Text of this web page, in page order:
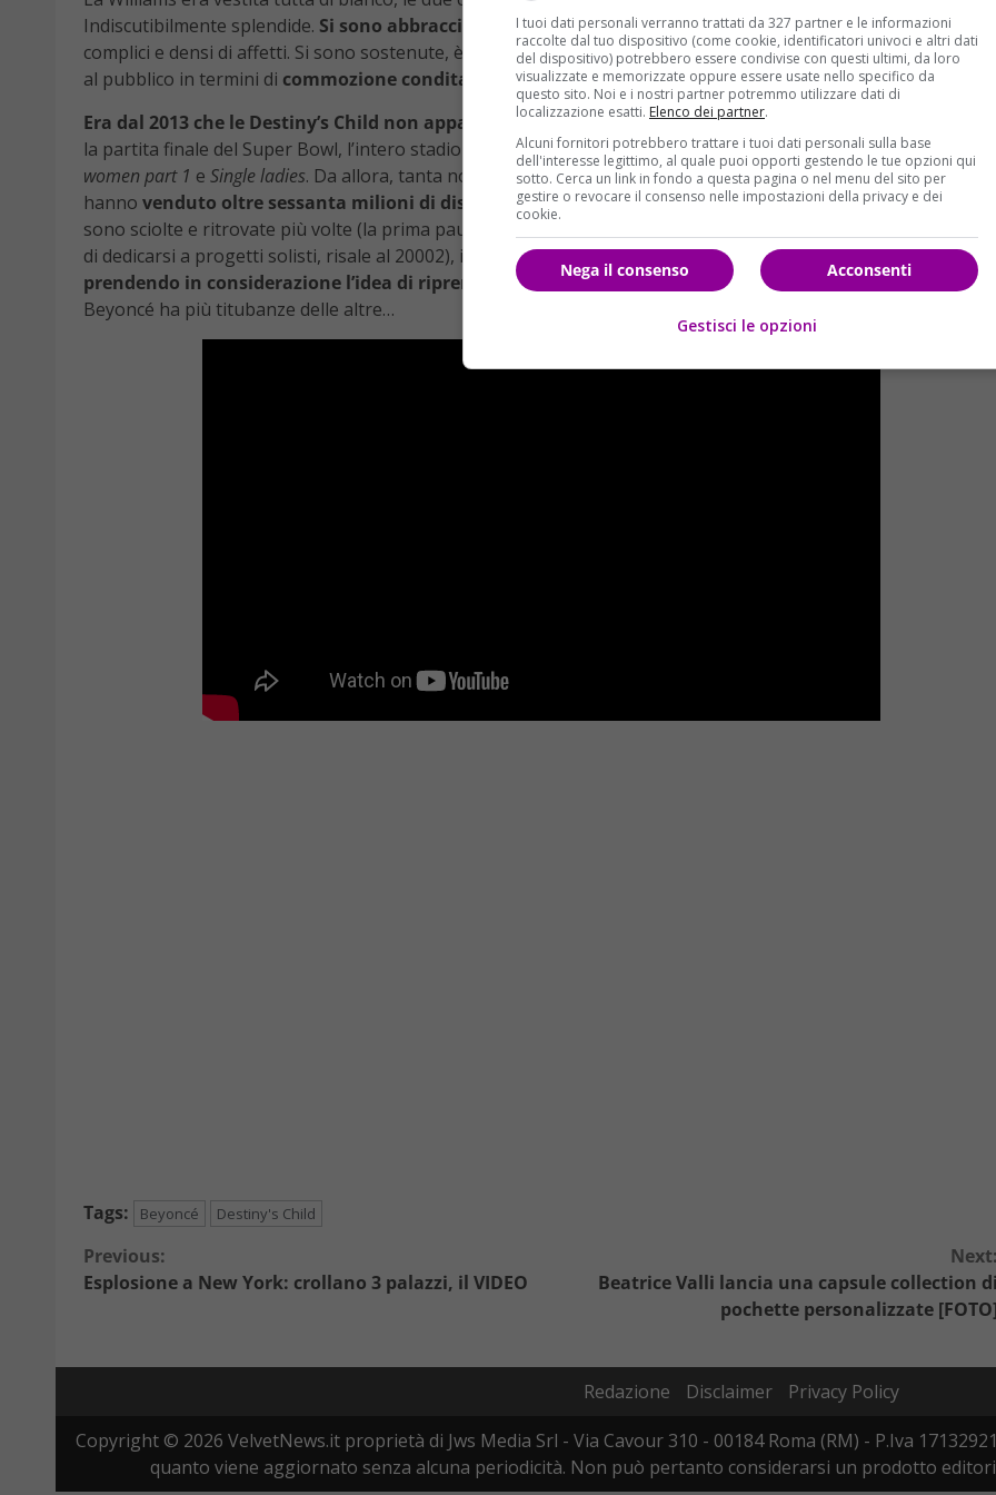
Indiscutibilmente splendide. Si sono abbracciate più volte durante l’esibizione, scambiandosi sguardi
complici e densi di affetti. Si sono sostenute, è stato un continuo scambio di taciti messaggi. Che sono arrivati
al pubblico in termini di commozione condita di nostalgia.
Era dal 2013 che le Destiny’s Child non apparivano nella formazione al completo
la partita finale del Super Bowl, l’intero stadio si scatenò nelle danze sentendo i braniBootylicious, Independent
women part 1 e Single ladies. Da allora, tanta nostalgia. Si ricordi che, nell’arco della loro carriera, le Destiny
hanno venduto oltre sessanta milioni di dischi
e sono state fra le band con più vendite degli Stati Uniti. Si
sono sciolte e ritrovate più volte (la prima pausa, arrivata dopo il successo di Survivor e motivata dall’esigenza
di dedicarsi a progetti solisti, risale al 20002), il feeling ancora c’è e appare tangibile:magari stanno
prendendo in considerazione l’idea di riprendere una strada comune, chissà
. Sarebbe bello. Ma forse
Beyoncé ha più titubanze delle altre…
Tags: Beyoncé Destiny's Child
Continue
Reading
Previous:
Esplosione a New York: crollano 3 palazzi, il VIDEO
Beatrice Valli lancia una capsule collection
pochette personalizzate
Redazione Disclaimer
Privacy Policy
Copyright © 2026 VelvetNews.it proprietà di Jws Media Srl - Via Cavour 310 - 00184 Roma (RM) - P.Iva
quanto viene aggiornato senza alcuna periodicità. Non può pertanto considerarsi un prodotto
I tuoi dati personali verranno trattati da 327 partner e le informazioni
raccolte dal tuo dispositivo (come cookie, identificatori univoci e altri dati
del dispositivo) potrebbero essere condivise con questi ultimi, da loro
visualizzate e memorizzate oppure essere usate nello specifico da
questo sito. Noi e i nostri partner potremmo utilizzare dati di
localizzazione esatti. Elenco dei partner.
Alcuni fornitori potrebbero trattare i tuoi dati personali sulla base
dell'interesse legittimo, al quale puoi opporti gestendo le tue opzioni qui
sotto. Cerca un link in fondo a questa pagina o nel menu del sito per
gestire o revocare il consenso nelle impostazioni della privacy e dei
cookie.
Acconsenti
Nega il consenso
Gestisci le opzioni